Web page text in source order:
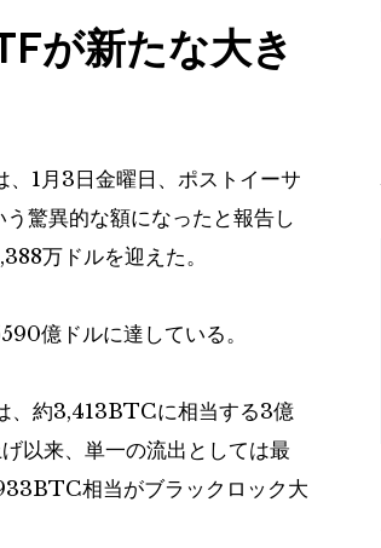
が新たな大き
1月3日金曜日、ポストイーサ
驚異的な額になったと報告し
万ドルを迎えた。
億ドルに達している。
、約3,413BTCに相当する3億
以来、単一の流出としては最
相当がブラックロック大